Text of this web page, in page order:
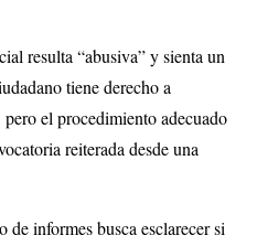
resulta “abusiva” y sienta un
tiene derecho a
el procedimiento adecuado
reiterada desde una
informes busca esclarecer si